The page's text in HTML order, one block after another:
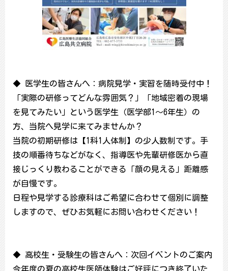
◆ 医学生の皆さんへ：病院見学・実習を随時受付中！
「実際の研修ってどんな雰囲気？」「地域密着の現場
を見てみたい」という医学生（医学部1〜6年生）の
方、当院へ見学に来てみませんか？
当院の初期研修は【1科1人体制】の少人数制です。手
技の順番待ちなどがなく、指導医や先輩研修医から直
接じっくり教わることができる「顔の見える」距離感
が自慢です。
日程や見学する診療科はご希望に合わせて個別に調整
しますので、ぜひお気軽にお問い合わせください！
◆ 高校生・受験生の皆さんへ：次回イベントのご案内
今年度の夏の高校生医師体験はご好評につき終了いた